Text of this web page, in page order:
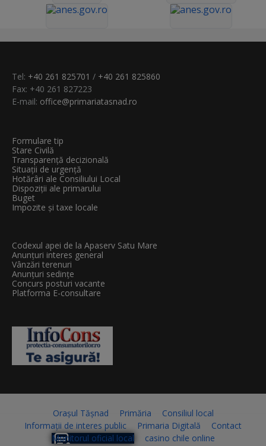
Tel: +40 261 825701 / +40 261 825860
Fax: +40 261 827223
E-mail: office@primariatasnad.ro
Formulare tip
Stare Civilă
Transparenţă decizională
Situații de urgență
Hotărâri ale Consiliului Local
Dispoziții ale primarului
Buget
Impozite și taxe locale
Codexul apei de la Apaserv Satu Mare
Anunțuri interes general
Vânzări terenuri
Anunțuri sedințe
Concurs posturi vacante
Platforma E-consultare
Orașul Tășnad Primăria
Consiliul local
Informații de interes public
Primaria Digitală
Contact
Monitorul oficial local
casino chile online